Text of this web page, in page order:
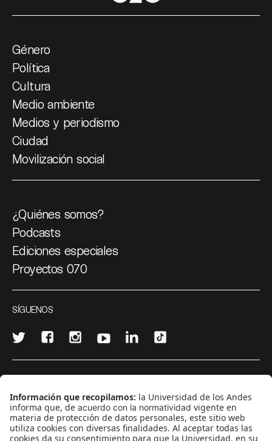
Género
Política
Cultura
Medio ambiente
Medios y periodismo
Ciudad
Movilización social
¿Quiénes somos?
Podcasts
Ediciones especiales
Proyectos 070
SÍGUENOS
CONTÁCTANOS
cerosetenta@uniandes.edu.co